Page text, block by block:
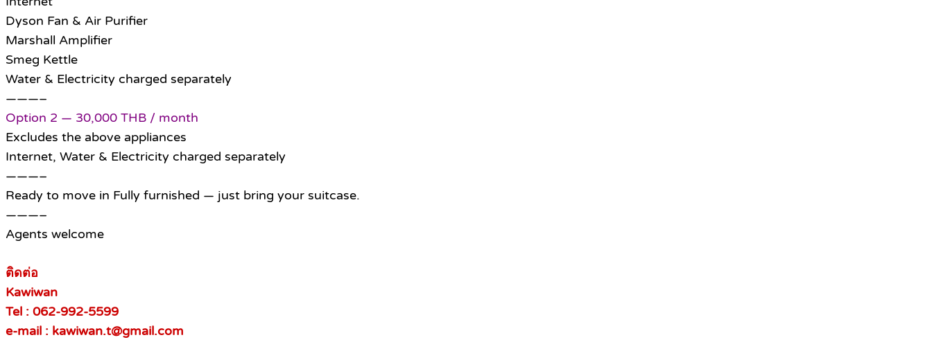
Dyson Fan & Air Purifier
Marshall Amplifier
Smeg Kettle
Water & Electricity charged separately
———–
Option 2 — 30,000 THB / month
Excludes the above appliances
Internet, Water & Electricity charged separately
———–
Ready to move in Fully furnished — just bring your suitcase.
———–
Agents welcome
ติดต่อ
Kawiwan
Tel : 062-992-5599
e-mail : kawiwan.t@gmail.com